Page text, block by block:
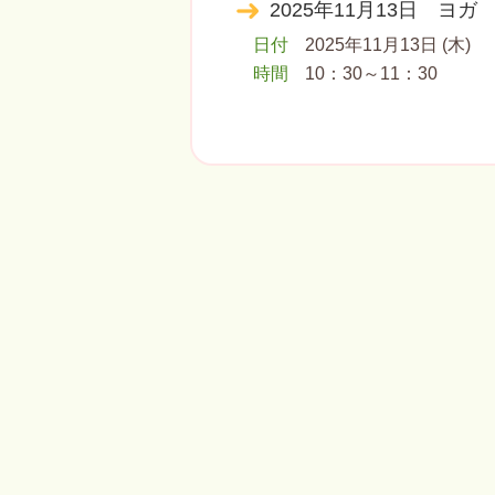
2025年11月13日 ヨガ
日付
2025年11月13日 (木)
時間
10：30～11：30